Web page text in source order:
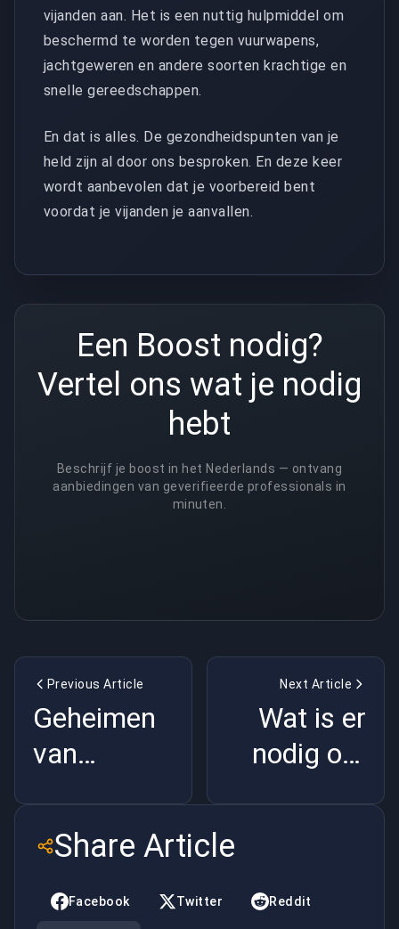
vijanden aan. Het is een nuttig hulpmiddel om
beschermd te worden tegen vuurwapens,
jachtgeweren en andere soorten krachtige en
snelle gereedschappen.
En dat is alles. De gezondheidspunten van je
held zijn al door ons besproken. En deze keer
wordt aanbevolen dat je voorbereid bent
voordat je vijanden je aanvallen.
Een Boost nodig?
Vertel ons wat je nodig
hebt
Beschrijf je boost in het Nederlands — ontvang
aanbiedingen van geverifieerde professionals in
minuten.
Previous Article
Geheimen
van
onthuld!
Next Article
Wat is er
nodig om
Strike: GO-
speler te
Share Article
Facebook Twitter Reddit